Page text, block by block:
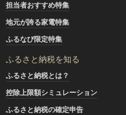
担当者おすすめ特集
地元が誇る家電特集
ふるなび限定特集
ふるさと納税を知る
ふるさと納税とは？
控除上限額シミュレーション
ふるさと納税の確定申告